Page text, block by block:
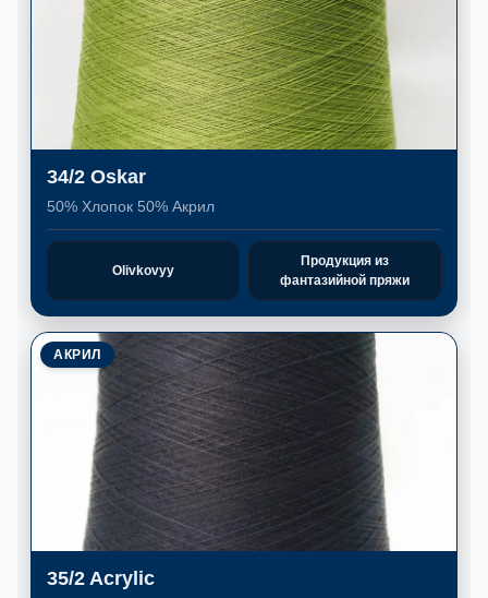
34/2 Oskar
50% Хлопок 50% Акрил
Olivkovyy
Продукция из
фантазийной пряжи
АКРИЛ
35/2 Acrylic